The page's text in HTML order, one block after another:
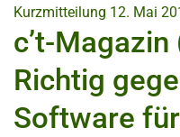
Kurzmitteilung 12. Mai
c’t-
Richtig
Software